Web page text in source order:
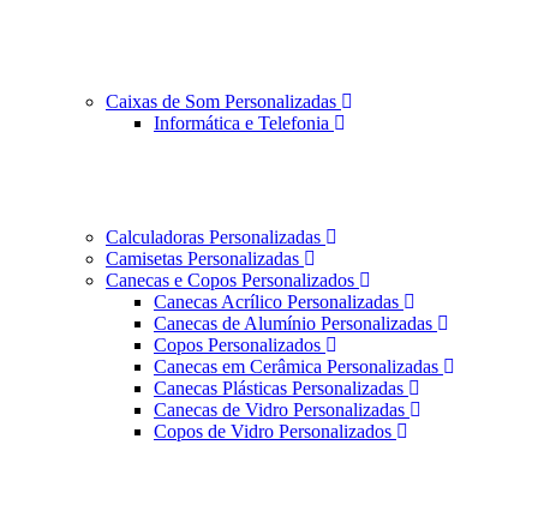
Caixas de Som Personalizadas
Informática e Telefonia
Calculadoras Personalizadas
Camisetas Personalizadas
Canecas e Copos Personalizados
Canecas Acrílico Personalizadas
Canecas de Alumínio Personalizadas
Copos Personalizados
Canecas em Cerâmica Personalizadas
Canecas Plásticas Personalizadas
Canecas de Vidro Personalizadas
Copos de Vidro Personalizados